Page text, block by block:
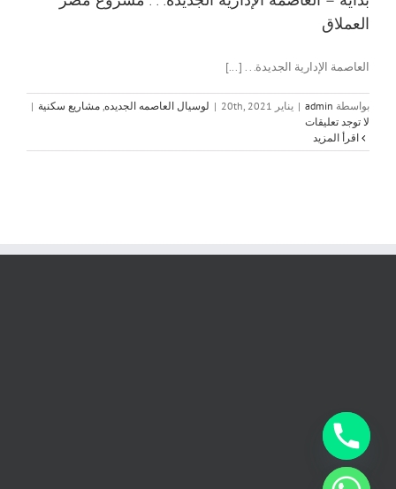
العملاق
العاصمة الإدارية الجديدة. . . [...]
بواسطة admin
| يناير 20th, 2021 | لوسيال العاصمه الجديده مشاريع سكنية |
لا توجد تعليقات